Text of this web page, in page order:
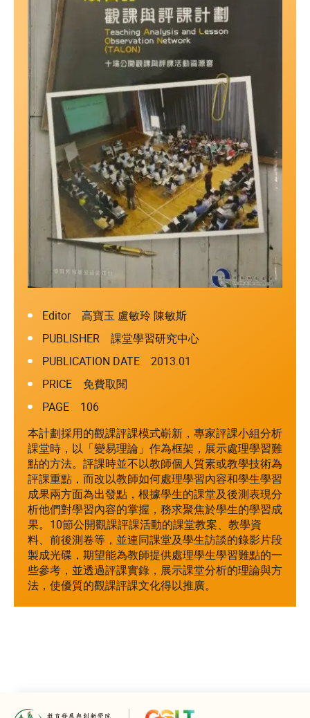
Editor 高寶玉 盧敏玲 陳敏斯
PUBLISHER 課堂學習研究中心
PUBLICATION DATE 2013.01
PRICE 免費取閱
PAGE 106
本計劃採用的觀課評課模式嶄新，專家評課小組分析
課堂時，以「變易理論」作為框架，展示處理學習難
點的方法。評課時並不以教師個人質素或教學技術為
評課重點，而改以教師如何處理學習內容和學生學習
成果兩方面為出發點，根據學生的課堂及後測表現分
析他們對學習內容的掌握，務求聚焦於學生的學習成
果。10節公開觀課評課活動的課堂教案、教學資
料、前後測卷等，並連同課堂及學生訪談的錄影片段
製成光碟，期望能為教師提供處理學生學習難點的一
些參考，並透過評課實錄，展示課堂分析的理論與方
法，使優質的觀課評課文化得以推廣。